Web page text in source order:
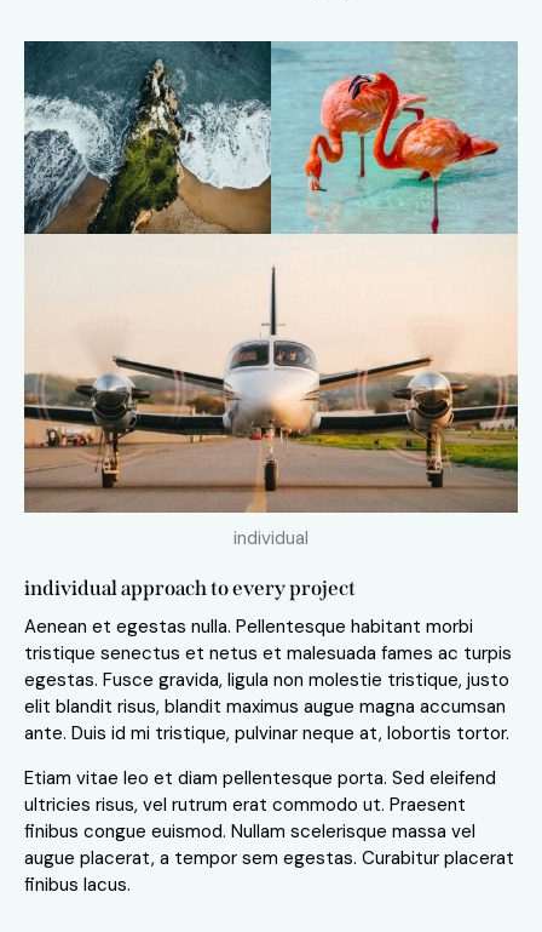
individual
individual approach to every project
Aenean et egestas nulla. Pellentesque habitant morbi
tristique senectus et netus et malesuada fames ac turpis
egestas. Fusce gravida, ligula non molestie tristique, justo
elit blandit risus, blandit maximus augue magna accumsan
ante. Duis id mi tristique, pulvinar neque at, lobortis tortor.
Etiam vitae leo et diam pellentesque porta. Sed eleifend
ultricies risus, vel rutrum erat commodo ut. Praesent
finibus congue euismod. Nullam scelerisque massa vel
augue placerat, a tempor sem egestas. Curabitur placerat
finibus lacus.